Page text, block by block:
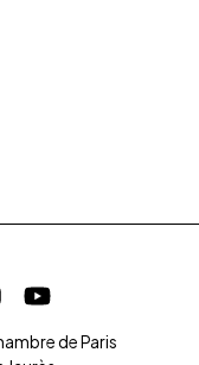
de Paris
Youtube
de Paris